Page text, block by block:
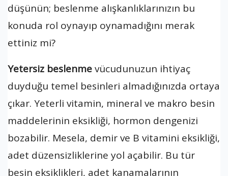
düşünün; beslenme alışkanlıklarınızın bu
konuda rol oynayıp oynamadığını merak
ettiniz mi?
Yetersiz beslenmevücudunuzun ihtiyaç
duyduğu temel besinleri almadığınızda ortaya
çıkar. Yeterli vitamin, mineral ve makro besin
maddelerinin eksikliği, hormon dengenizi
bozabilir. Mesela, demir ve B vitamini eksikliği,
adet düzensizliklerine yol açabilir. Bu tür
besin eksiklikleri, adet kanamalarının